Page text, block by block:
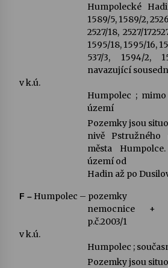
Humpolecké
1589/5, 1589/2,
2527/18, 2527/
1595/18, 1595/16,
537/3, 1594/2,
navazující
v k.ú.
Humpolec ; mimo
území
Pozemky jsou
nivě Pstružného
města
území od
Hadin až po
F –Humpolec – pozemky
nemocnice +
p.č.2003/1
v k.ú.
Humpolec ;
Pozemky jsou